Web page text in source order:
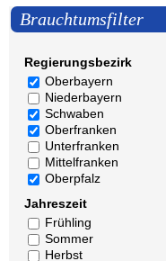
Brauchtumsfilter
Regierungsbezirk
Oberbayern
Niederbayern
Schwaben
Oberfranken
Unterfranken
Mittelfranken
Oberpfalz
Jahreszeit
Frühling
Sommer
Herbst